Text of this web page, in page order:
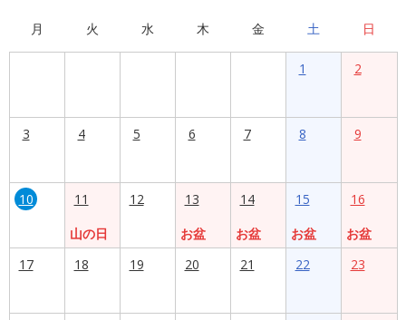
月 火 水 木 金 土 日
1 2
3 4 5 6 7 8 9
10
11
山の日
12
13
お盆
14
お盆
15
お盆
16
お盆
17
18 19 20 21 22 23